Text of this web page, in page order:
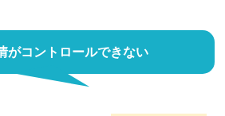
がコントロールできない